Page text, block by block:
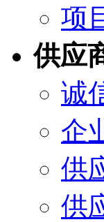
项
供应
诚
企
供
供